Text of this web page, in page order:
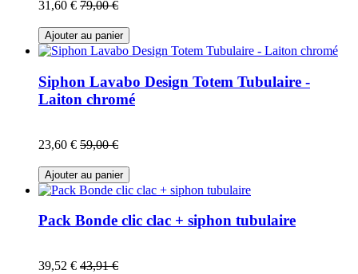
31,60 € 79,00 €
Ajouter au panier
Siphon Lavabo Design Totem Tubulaire -
Laiton chromé
23,60 € 59,00 €
Ajouter au panier
Pack Bonde clic clac + siphon tubulaire
39,52 € 43,91 €